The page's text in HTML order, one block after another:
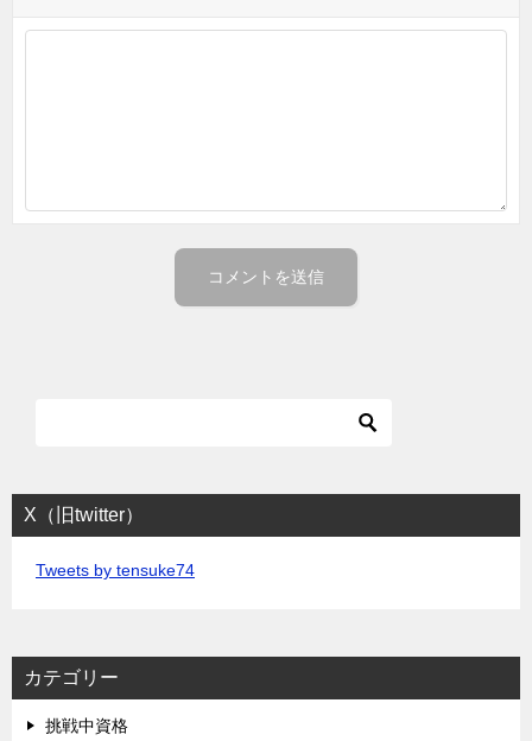
X（旧twitter）
Tweets by tensuke74
カテゴリー
挑戦中資格